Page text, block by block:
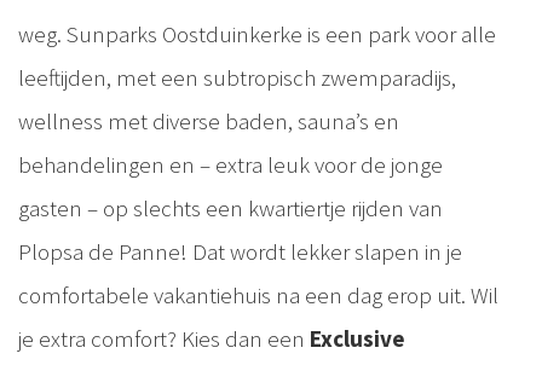
weg. Sunparks Oostduinkerke is een park voor alle
leeftijden, met een subtropisch zwemparadijs,
wellness met diverse baden, sauna’s en
behandelingen en – extra leuk voor de jonge
gasten – op slechts een kwartiertje rijden van
Plopsa de Panne! Dat wordt lekker slapen in je
comfortabele vakantiehuis na een dag erop uit. Wil
je extra comfort? Kies dan een Exclusive